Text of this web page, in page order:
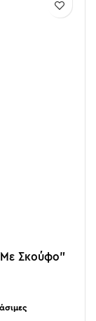
Με Σκούφο”